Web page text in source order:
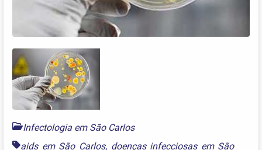
Infectologia em São Carlos
aids em São Carlos, doenças infecciosas em São